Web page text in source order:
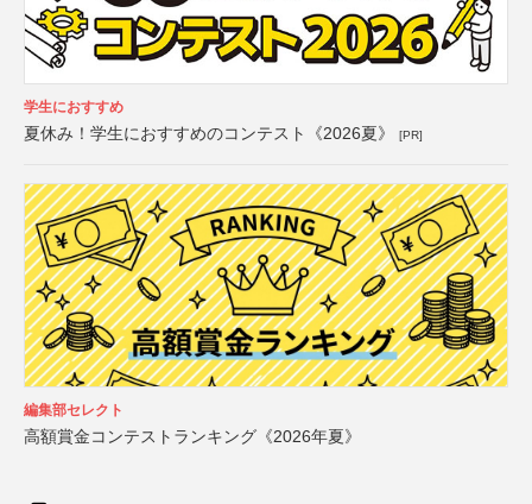
学生におすすめ
夏休み！学生におすすめのコンテスト《2026夏》 [PR]
編集部セレクト
高額賞金コンテストランキング《2026年夏》